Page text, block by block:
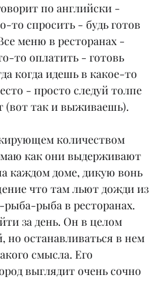
по английски -
то спросить - будь готов
меню в ресторанах -
то оплатить - готовь
когда идешь в какое-то
- просто следуй толпе
(вот так и выживаешь).
количеством
как они выдерживают
каждом доме, дикую вонь
что там льют дожди из
рыба в ресторанах.
за день. Он в целом
останавливаться в нем
смысла. Его
выглядит очень сочно